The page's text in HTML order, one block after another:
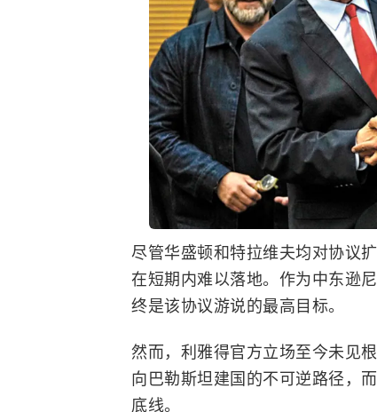
尽管华盛顿和特拉维夫均对协议
在短期内难以落地。作为中东逊
终是该协议游说的最高目标。
然而，利雅得官方立场至今未见
向巴勒斯坦建国的不可逆路径，
底线。